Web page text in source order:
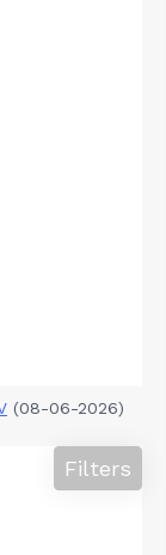
(08-06-2026)
Filters